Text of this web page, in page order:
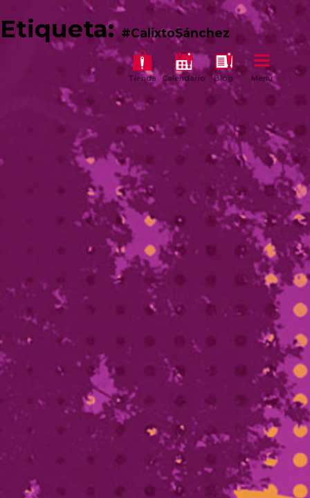
Tienda Calendario Blog Menú
Etiqueta:#CalixtoSánchez